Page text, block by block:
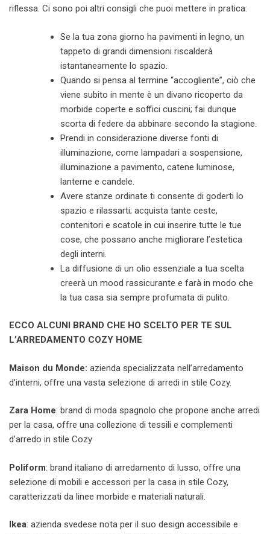
riflessa. Ci sono poi altri consigli che puoi mettere in pratica:
Se la tua zona giorno ha pavimenti in legno, un
tappeto di grandi dimensioni riscalderà
istantaneamente lo spazio.
Quando si pensa al termine “accogliente”, ciò che
viene subito in mente è un divano ricoperto da
morbide coperte e soffici cuscini; fai dunque
scorta di federe da abbinare secondo la stagione.
Prendi in considerazione diverse fonti di
illuminazione, come lampadari a sospensione,
illuminazione a pavimento, catene luminose,
lanterne e candele.
Avere stanze ordinate ti consente di goderti lo
spazio e rilassarti; acquista tante ceste,
contenitori e scatole in cui inserire tutte le tue
cose, che possano anche migliorare l’estetica
degli interni.
La diffusione di un olio essenziale a tua scelta
creerà un mood rassicurante e farà in modo che
la tua casa sia sempre profumata di pulito.
ECCO ALCUNI BRAND CHE HO SCELTO PER TE SUL
L’ARREDAMENTO COZY HOME
Maison du Monde: azienda specializzata nell’arredamento
d’interni, offre una vasta selezione di arredi in stile Cozy.
Zara Home: brand di moda spagnolo che propone anche arredi
per la casa, offre una collezione di tessili e complementi
d’arredo in stile Cozy
Poliform: brand italiano di arredamento di lusso, offre una
selezione di mobili e accessori per la casa in stile Cozy,
caratterizzati da linee morbide e materiali naturali.
Ikea: azienda svedese nota per il suo design accessibile e